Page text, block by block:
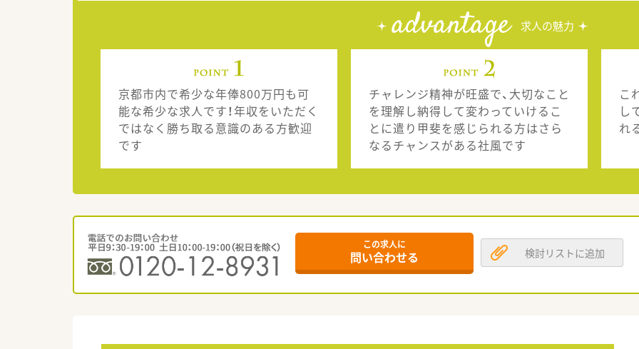
advantage 求人の魅力
京都市内で希少な年俸800万円も可
能な希少な求人です！年収をいただく
ではなく勝ち取る意識のある方歓迎
です
チャレンジ精神が旺盛で、大切なこと
を理解し納得して変わっていけるこ
とに遣り甲斐を感じられる方はさら
なるチャンスがある社風です
こ
し
れ
この求人に
問い合わせる 検討リストに追加